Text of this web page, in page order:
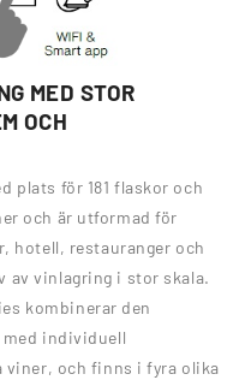
MED STOR
OCH
plats för 181 flaskor och
och är utformad för
hotell, restauranger och
av vinlagring i stor skala.
kombinerar den
individuell
och finns i fyra olika